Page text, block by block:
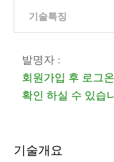
기술특징
발명자 :
회원가입 후 로그
확인 하실 수 있습
기술개요